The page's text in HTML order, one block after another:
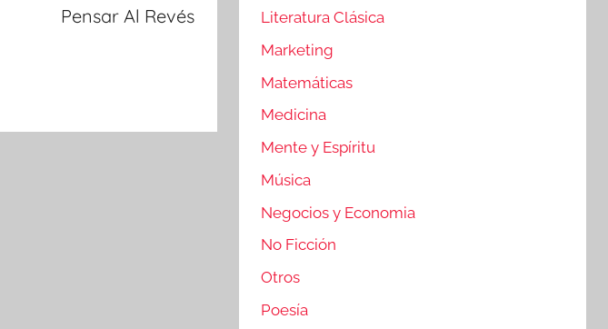
Pensar Al Revés
Literatura Clásica
Marketing
Matemáticas
Medicina
Mente y Espíritu
Música
Negocios y Economia
No Ficción
Otros
Poesía